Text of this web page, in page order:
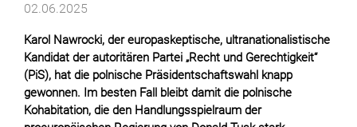
02.06.2025
Karol Nawrocki, der europaskeptische, ultranationalistische
Kandidat der autoritären Partei „Recht und Gerechtigkeit“
(PiS), hat die polnische Präsidentschaftswahl knapp
gewonnen. Im besten Fall bleibt damit die polnische
Kohabitation, die den Handlungsspielraum der